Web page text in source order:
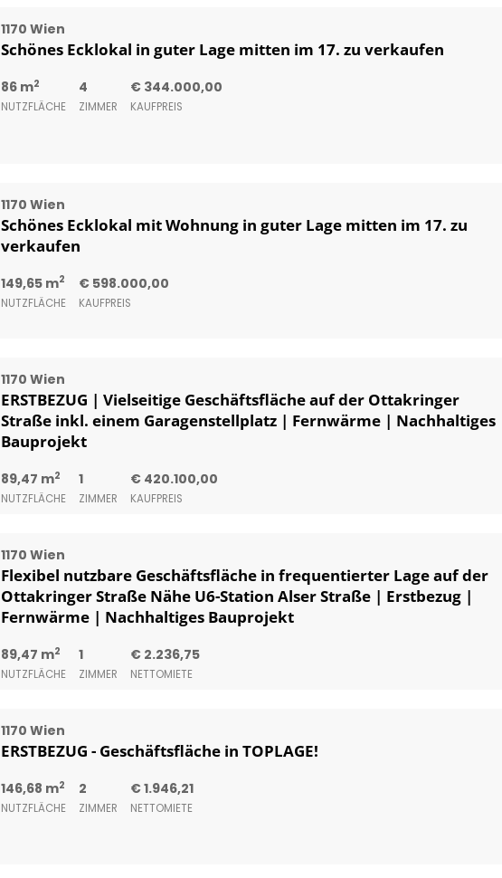
1170 Wien
Schönes Ecklokal in guter Lage mitten im 17. zu verkaufen
86 m2
NUTZFLÄCHE
4
ZIMMER
€ 344.000,00
KAUFPREIS
1170 Wien
Schönes Ecklokal mit Wohnung in guter Lage mitten im 17. zu
verkaufen
149,65 m2
NUTZFLÄCHE
€ 598.000,00
KAUFPREIS
1170 Wien
ERSTBEZUG | Vielseitige Geschäftsfläche auf der Ottakringer
Straße inkl. einem Garagenstellplatz | Fernwärme | Nachhaltiges
Bauprojekt
89,47 m2
NUTZFLÄCHE
1
ZIMMER
€ 420.100,00
KAUFPREIS
1170 Wien
Flexibel nutzbare Geschäftsfläche in frequentierter Lage auf der
Ottakringer Straße Nähe U6-Station Alser Straße | Erstbezug |
Fernwärme | Nachhaltiges Bauprojekt
89,47 m2
NUTZFLÄCHE
1
ZIMMER
€ 2.236,75
NETTOMIETE
1170 Wien
ERSTBEZUG - Geschäftsfläche in TOPLAGE!
146,68 m2
NUTZFLÄCHE
2
ZIMMER
€ 1.946,21
NETTOMIETE